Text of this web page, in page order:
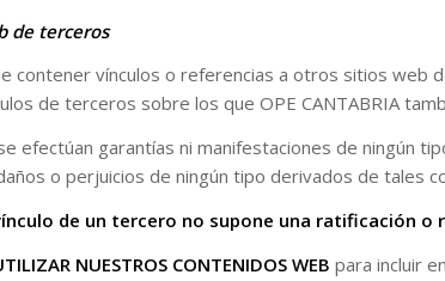
de terceros
contener vínculos o referencias a otros sitios web
de terceros sobre los que OPE CANTABRIA
efectúan garantías ni manifestaciones de ningún
o perjuicios de ningún tipo derivados de tales
de un tercero no supone una ratificación o
NUESTROS CONTENIDOS WEB para incluir